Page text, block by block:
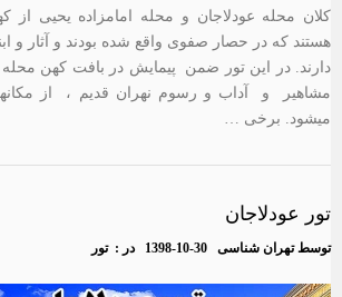
کلان محله عودلاجان و محله امامزاده یحیی از
هستند که در حصار صفوی واقع شده بودند و آثار و
دارند. در این تور ضمن پیمایش در بافت کهن محله
مشاهیر و آداب و رسوم نهران قدیم ، از مکانها
میشود. برخی …
تور عودلاجان
توسطتهران شناسی 1398-10-30 در :تور